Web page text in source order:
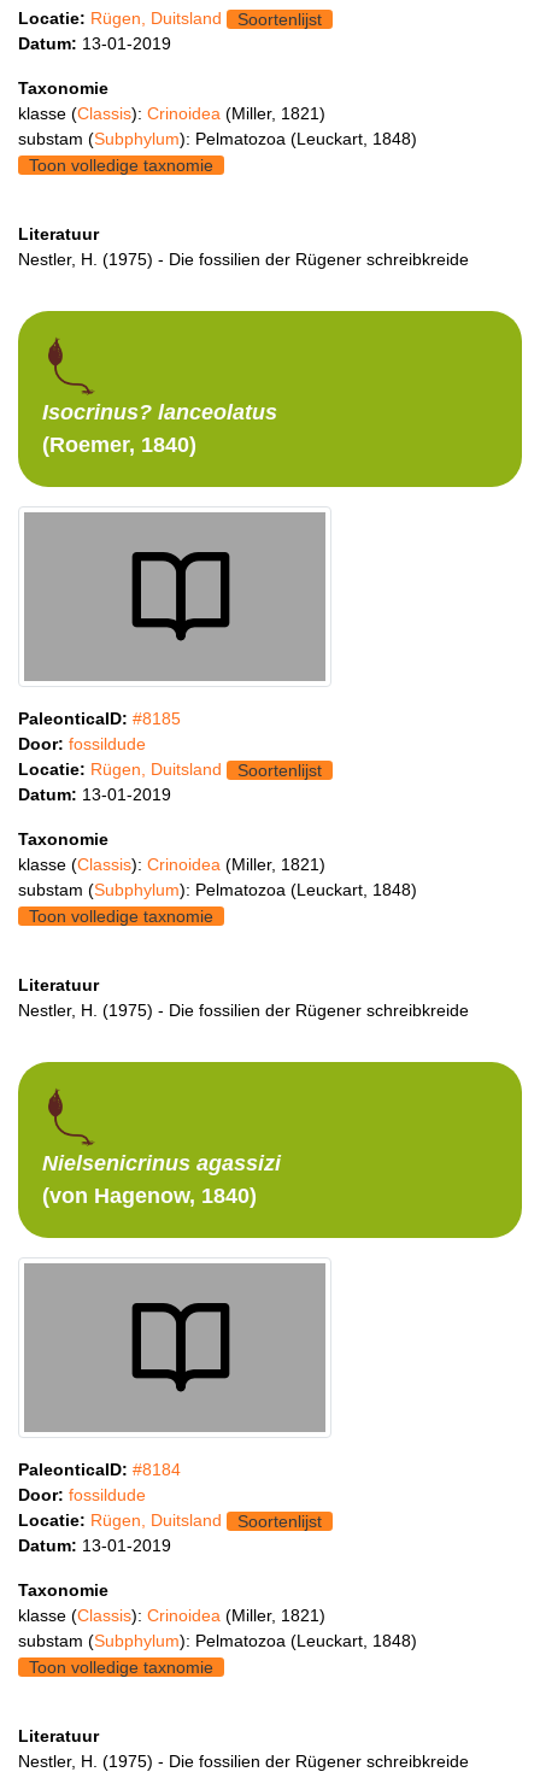
Locatie: Rügen, Duitsland
Soortenlijst
Datum: 13-01-2019
Taxonomie
klasse (Classis): Crinoidea (Miller, 1821)
substam (Subphylum): Pelmatozoa (Leuckart, 1848)
Toon volledige taxnomie
Literatuur
Nestler, H. (1975) - Die fossilien der Rügener schreibkreide
Isocrinus? lanceolatus
(Roemer, 1840)
PaleonticaID: #8185
Door: fossildude
Locatie: Rügen, Duitsland
Soortenlijst
Datum: 13-01-2019
Taxonomie
klasse (Classis): Crinoidea (Miller, 1821)
substam (Subphylum): Pelmatozoa (Leuckart, 1848)
Toon volledige taxnomie
Literatuur
Nestler, H. (1975) - Die fossilien der Rügener schreibkreide
Nielsenicrinus agassizi
(von Hagenow, 1840)
PaleonticaID: #8184
Door: fossildude
Locatie: Rügen, Duitsland
Soortenlijst
Datum: 13-01-2019
Taxonomie
klasse (Classis): Crinoidea (Miller, 1821)
substam (Subphylum): Pelmatozoa (Leuckart, 1848)
Toon volledige taxnomie
Literatuur
Nestler, H. (1975) - Die fossilien der Rügener schreibkreide